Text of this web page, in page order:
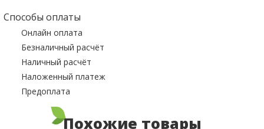
Способы оплаты
Онлайн оплата
Безналичный расчёт
Наличный расчёт
Наложенный платеж
Предоплата
Похожие товары